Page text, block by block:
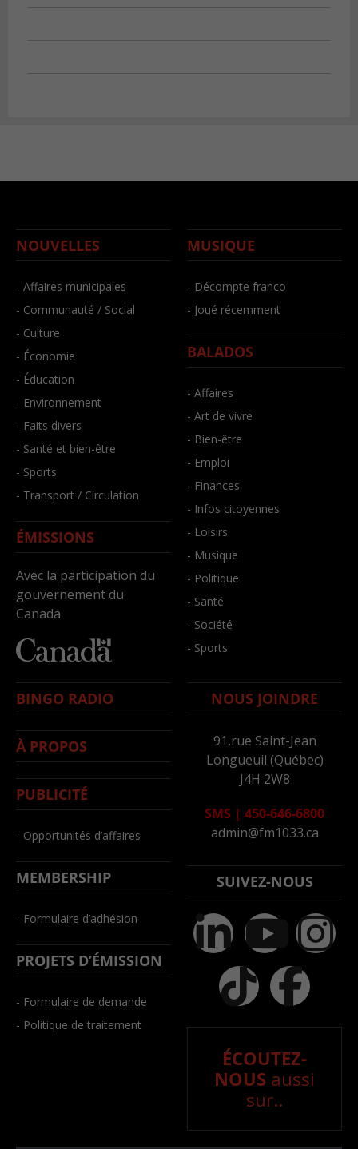
NOUVELLES
- Affaires municipales
- Communauté / Social
- Culture
- Économie
- Éducation
- Environnement
- Faits divers
- Santé et bien-être
- Sports
- Transport / Circulation
ÉMISSIONS
Avec la participation du
gouvernement du
Canada
MUSIQUE
- Décompte franco
- Joué récemment
BALADOS
- Affaires
- Art de vivre
- Bien-être
- Emploi
- Finances
- Infos citoyennes
- Loisirs
- Musique
- Politique
- Santé
- Société
- Sports
BINGO RADIO
À PROPOS
PUBLICITÉ
- Opportunités d’affaires
MEMBERSHIP
- Formulaire d’adhésion
PROJETS D’ÉMISSION
- Formulaire de demande
- Politique de traitement
NOUS JOINDRE
91,rue Saint-Jean
Longueuil (Québec)
J4H 2W8
SMS | 450-646-6800
admin@fm1033.ca
SUIVEZ-NOUS
ÉCOUTEZ-
NOUS aussi
sur..